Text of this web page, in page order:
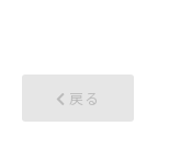
戻る